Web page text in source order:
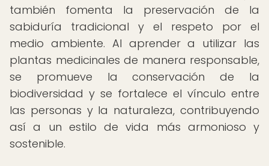
también fomenta la preservación de la
sabiduría tradicional y el respeto por el
medio ambiente. Al aprender a utilizar las
plantas medicinales de manera responsable,
se promueve la conservación de la
biodiversidad y se fortalece el vínculo entre
las personas y la naturaleza, contribuyendo
así a un estilo de vida más armonioso y
sostenible.